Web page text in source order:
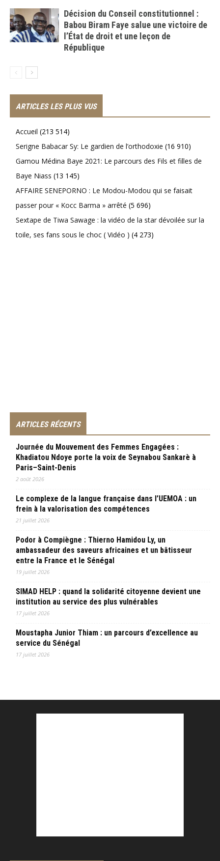
Décision du Conseil constitutionnel :
Babou Biram Faye salue une victoire de
l’État de droit et une leçon de
République
ARTICLES LES PLUS VUS
Accueil (213 514)
Serigne Babacar Sy: Le gardien de l’orthodoxie (16 910)
Gamou Médina Baye 2021: Le parcours des Fils et filles de
Baye Niass (13 145)
AFFAIRE SENEPORNO : Le Modou-Modou qui se faisait
passer pour « Kocc Barma » arrêté (5 696)
Sextape de Tiwa Sawage : la vidéo de la star dévoilée sur la
toile, ses fans sous le choc ( Vidéo ) (4 273)
ARTICLES RÉCENTS
Journée du Mouvement des Femmes Engagées :
Khadiatou Ndoye porte la voix de Seynabou Sankarè à
Paris–Saint-Denis
2 août 2026
Le complexe de la langue française dans l’UEMOA : un
frein à la valorisation des compétences
21 juillet 2026
Podor à Compiègne : Thierno Hamidou Ly, un
ambassadeur des saveurs africaines et un bâtisseur
entre la France et le Sénégal
19 juillet 2026
SIMAD HELP : quand la solidarité citoyenne devient une
institution au service des plus vulnérables
17 juillet 2026
Moustapha Junior Thiam : un parcours d’excellence au
service du Sénégal
17 juillet 2026